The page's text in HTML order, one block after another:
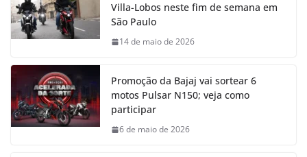
Villa-Lobos neste fim de semana em
São Paulo
14 de maio de 2026
Promoção da Bajaj vai sortear 6
motos Pulsar N150; veja como
participar
6 de maio de 2026